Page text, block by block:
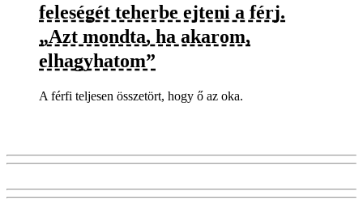
feleségét teherbe ejteni a férj.
„Azt mondta, ha akarom,
elhagyhatom”
A férfi teljesen összetört, hogy ő az oka.